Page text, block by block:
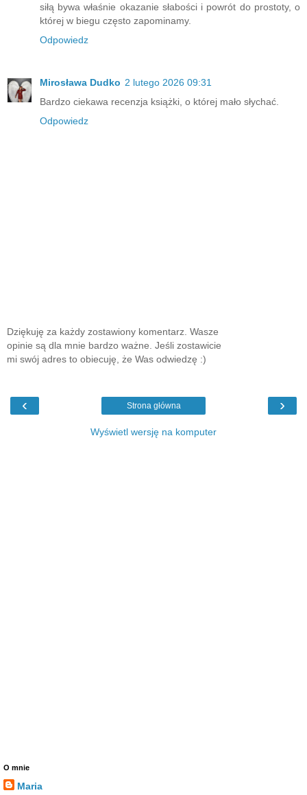
siłą bywa właśnie okazanie słabości i powrót do prostoty, o
której w biegu często zapominamy.
Odpowiedz
Mirosława Dudko 2 lutego 2026 09:31
Bardzo ciekawa recenzja książki, o której mało słychać.
Odpowiedz
Dziękuję za każdy zostawiony komentarz. Wasze
opinie są dla mnie bardzo ważne. Jeśli zostawicie
mi swój adres to obiecuję, że Was odwiedzę :)
‹ ›
Strona główna
Wyświetl wersję na komputer
O mnie
Maria